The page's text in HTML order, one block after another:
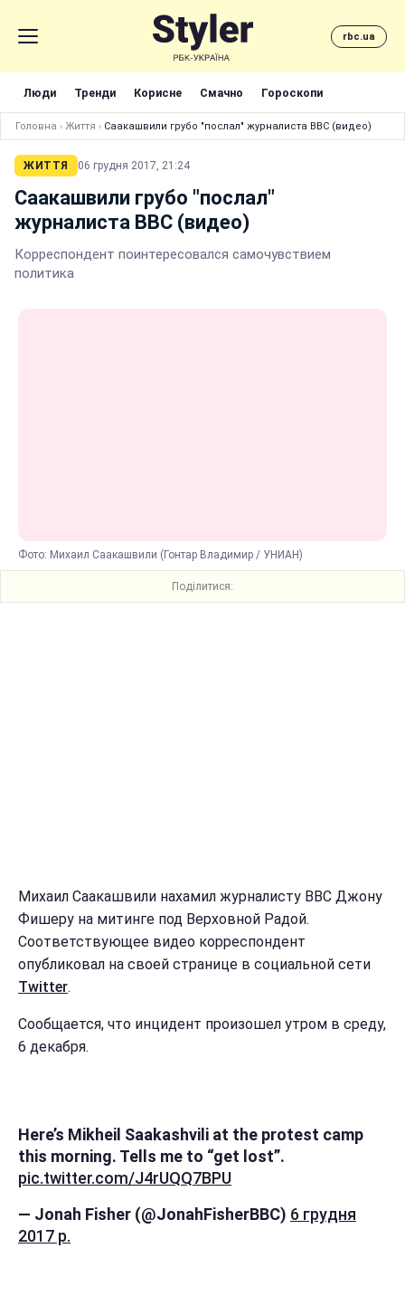
rbc.ua
Люди Тренди Корисне Смачно Гороскопи
Головна › Життя › Саакашвили грубо "послал" журналиста ВВС (видео)
ЖИТТЯ 06 грудня 2017, 21:24
Саакашвили грубо "послал"
журналиста ВВС (видео)
Корреспондент поинтересовался самочувствием
политика
Фото: Михаил Саакашвили (Гонтар Владимир / УНИАН)
Поділитися:
Михаил Саакашвили нахамил журналисту ВВС Джону
Фишеру на митинге под Верховной Радой.
Соответствующее видео корреспондент
опубликовал на своей странице в социальной сети
Twitter.
Сообщается, что инцидент произошел утром в среду,
6 декабря.
Here’s Mikheil Saakashvili at the protest camp
this morning. Tells me to “get lost”.
pic.twitter.com/J4rUQQ7BPU
— Jonah Fisher (@JonahFisherBBC) 6 грудня
2017 р.